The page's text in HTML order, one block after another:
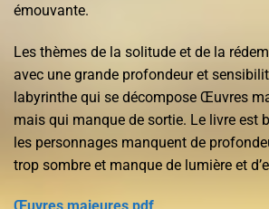
émouvante.
Les thèmes de la solitude et de la
avec une grande profondeur et
labyrinthe qui se décompose Œuvres
mais qui manque de sortie. Le livre est
les personnages manquent de
trop sombre et manque de lumière et